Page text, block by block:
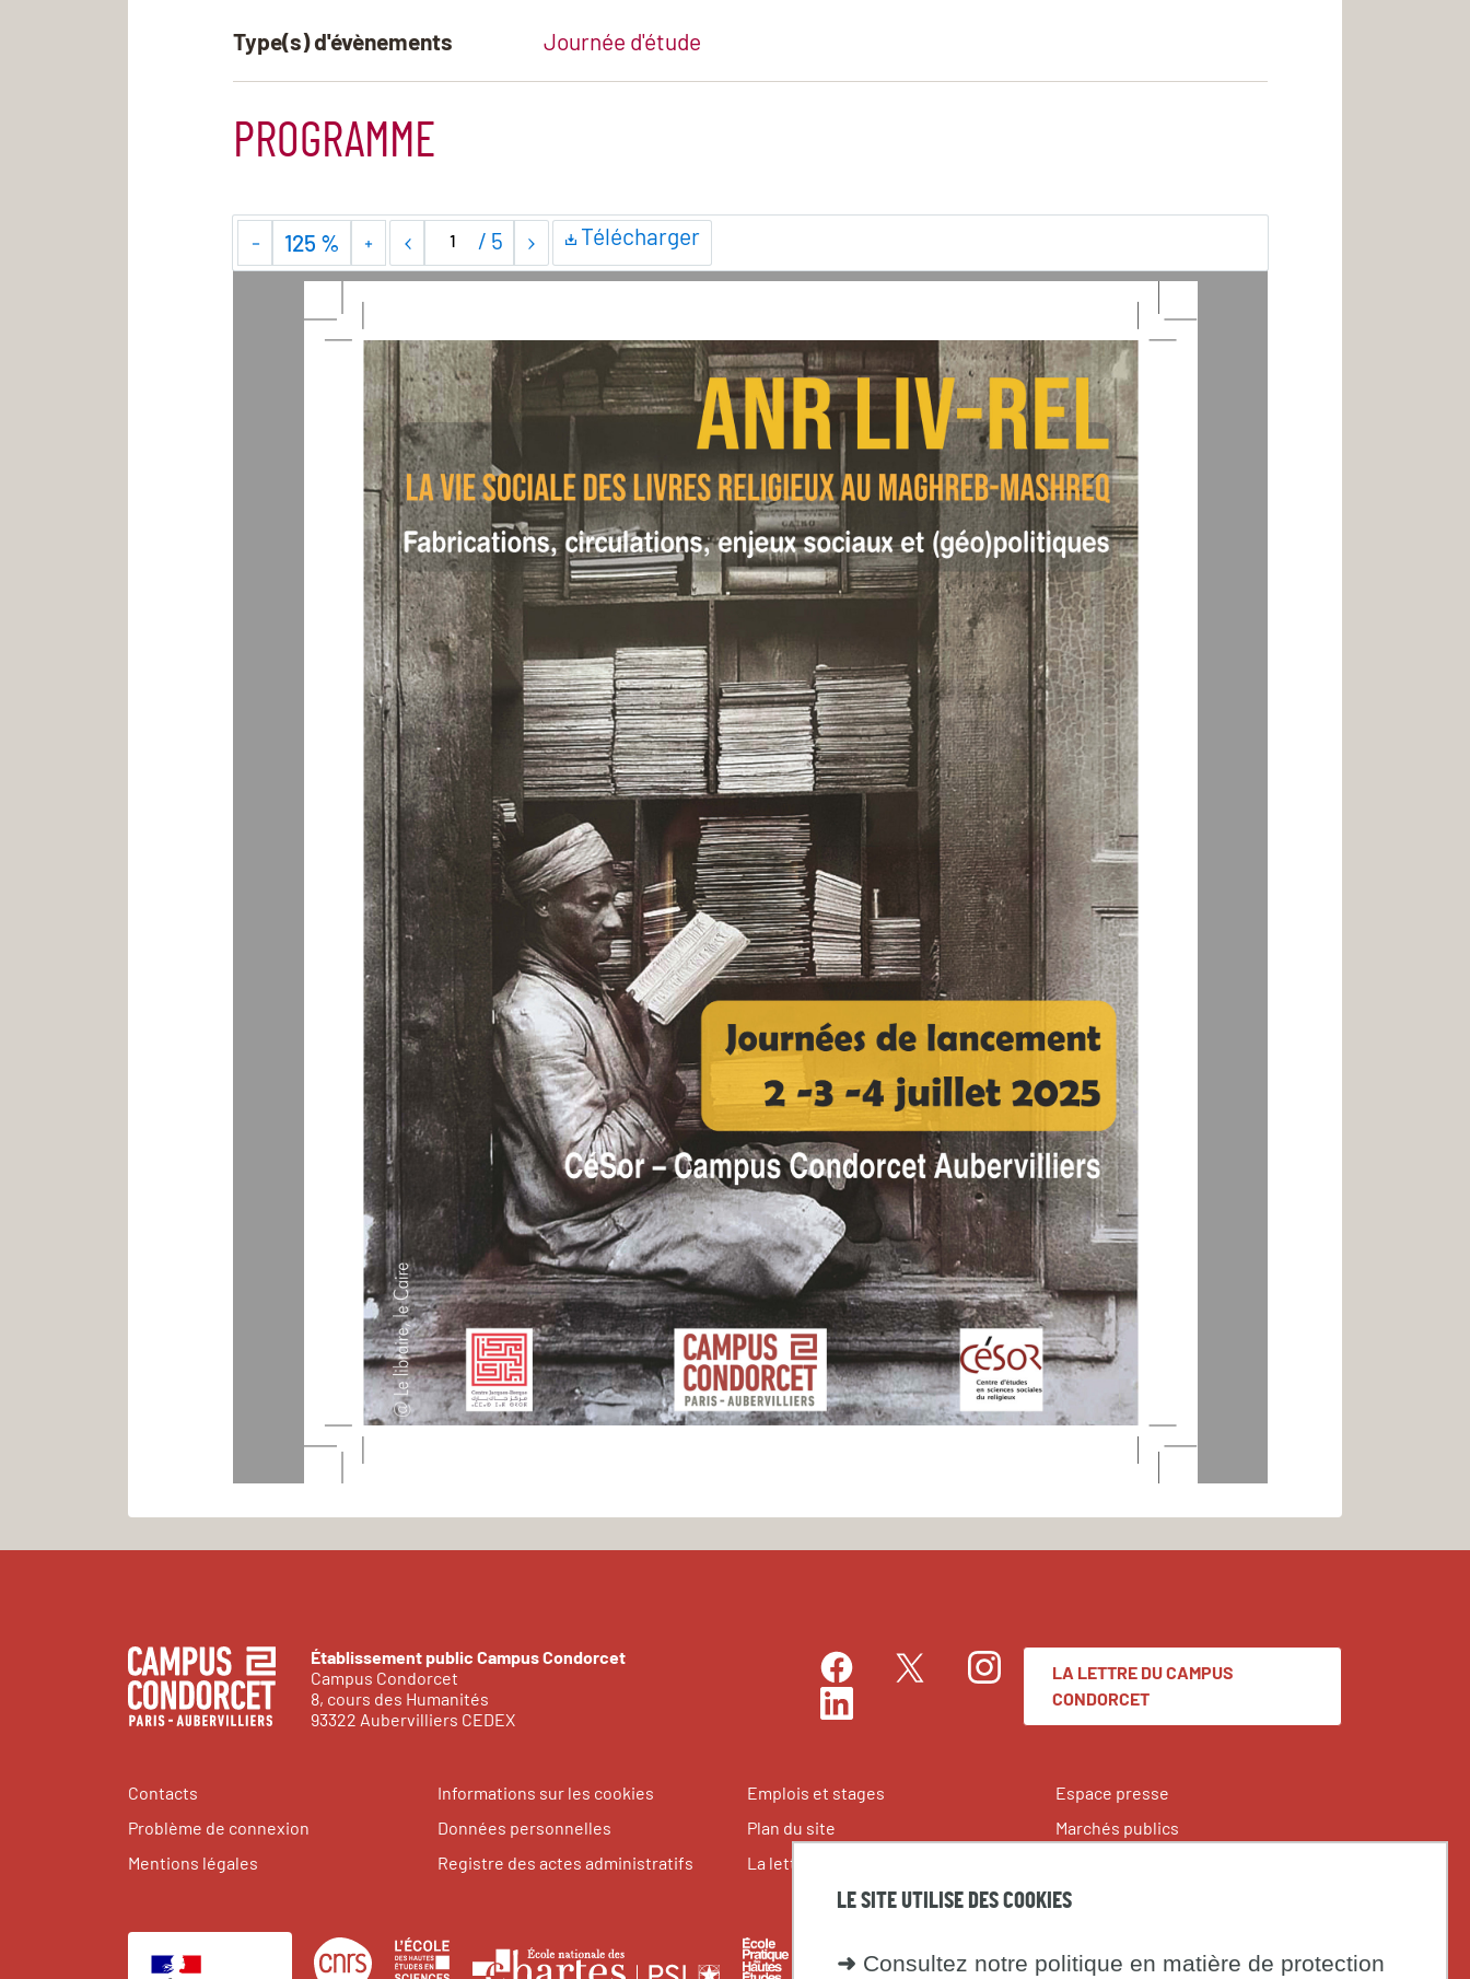
LE SITE UTILISE DES COOKIES
➜ Consultez notre politique en matière de protection
Type(s) d'évènements Journée d'étude
PROGRAMME
125 % / 5 Télécharger
Établissement public Campus Condorcet
Campus Condorcet
8, cours des Humanités
93322 Aubervilliers CEDEX
FacebookTwitter
Instagram
LinkedIn
LA LETTRE DU CAMPUS
CONDORCET
Contacts
Problème de connexion
Mentions légales
Informations sur les cookies
Données personnelles
Registre des actes administratifs
Emplois et stages
Plan du site
La lettre du Campus Condorcet
Espace presse
Marchés publics
Centre École
École École
Fondation
Institut
Université